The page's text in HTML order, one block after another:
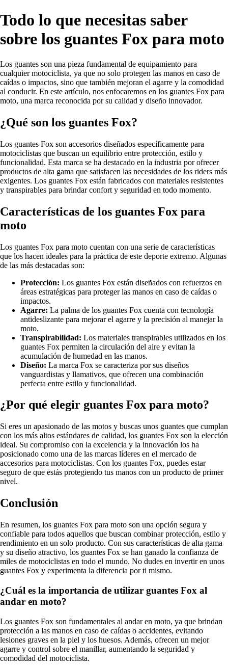
Todo lo que necesitas saber
sobre los guantes Fox para moto
Los guantes son una pieza fundamental de equipamiento para
cualquier motociclista, ya que no solo protegen las manos en caso de
caídas o impactos, sino que también mejoran el agarre y la comodidad
al conducir. En este artículo, nos enfocaremos en los guantes Fox para
moto, una marca reconocida por su calidad y diseño innovador.
¿Qué son los guantes Fox?
Los guantes Fox son accesorios diseñados específicamente para
motociclistas que buscan un equilibrio entre protección, estilo y
funcionalidad. Esta marca se ha destacado en la industria por ofrecer
productos de alta gama que satisfacen las necesidades de los riders más
exigentes. Los guantes Fox están fabricados con materiales resistentes
y transpirables para brindar confort y seguridad en todo momento.
Características de los guantes Fox para
moto
Los guantes Fox para moto cuentan con una serie de características
que los hacen ideales para la práctica de este deporte extremo. Algunas
de las más destacadas son:
Protección: Los guantes Fox están diseñados con refuerzos en
áreas estratégicas para proteger las manos en caso de caídas o
impactos.
Agarre: La palma de los guantes Fox cuenta con tecnología
antideslizante para mejorar el agarre y la precisión al manejar la
moto.
Transpirabilidad: Los materiales transpirables utilizados en los
guantes Fox permiten la circulación del aire y evitan la
acumulación de humedad en las manos.
Diseño: La marca Fox se caracteriza por sus diseños
vanguardistas y llamativos, que ofrecen una combinación
perfecta entre estilo y funcionalidad.
¿Por qué elegir guantes Fox para moto?
Si eres un apasionado de las motos y buscas unos guantes que cumplan
con los más altos estándares de calidad, los guantes Fox son la elección
ideal. Su compromiso con la excelencia y la innovación los ha
posicionado como una de las marcas líderes en el mercado de
accesorios para motociclistas. Con los guantes Fox, puedes estar
seguro de que estás protegiendo tus manos con un producto de primer
nivel.
Conclusión
En resumen, los guantes Fox para moto son una opción segura y
confiable para todos aquellos que buscan combinar protección, estilo y
rendimiento en un solo producto. Con sus características de alta gama
y su diseño atractivo, los guantes Fox se han ganado la confianza de
miles de motociclistas en todo el mundo. No dudes en invertir en unos
guantes Fox y experimenta la diferencia por ti mismo.
¿Cuál es la importancia de utilizar guantes Fox al
andar en moto?
Los guantes Fox son fundamentales al andar en moto, ya que brindan
protección a las manos en caso de caídas o accidentes, evitando
lesiones graves en la piel y los huesos. Además, ofrecen un mejor
agarre y control sobre el manillar, aumentando la seguridad y
comodidad del motociclista.